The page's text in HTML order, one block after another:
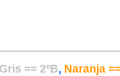
Gris == 2ºB, Naranja